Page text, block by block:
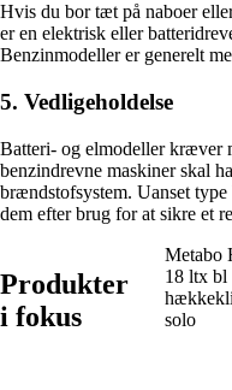
Hvis du bor tæt på naboer
er en elektrisk eller
Benzinmodeller er generelt
5. Vedligeholdelse
Batteri- og elmodeller kræver
benzindrevne maskiner skal
brændstofsystem. Uanset
dem efter brug for at sikre et
Produkter
i fokus
Metabo
18 ltx bl
solo